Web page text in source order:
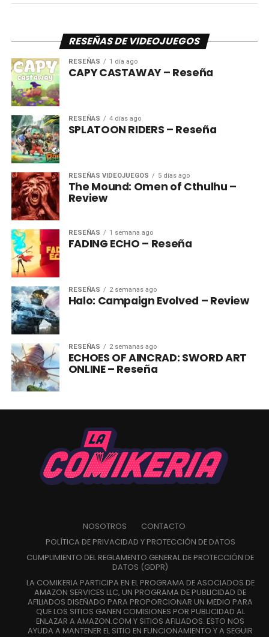
RESEÑAS DE VIDEOJUEGOS
RESEÑAS 1 día ago
CAPY CASTAWAY – Reseña
RESEÑAS 4 días ago
SPLATOON RIDERS – Reseña
RESEÑAS VIDEOJUEGOS 5 días ago
The Mound: Omen of Cthulhu –
Review
RESEÑAS 1 semana ago
FADING ECHO – Reseña
RESEÑAS 2 semanas ago
Halo: Campaign Evolved – Review
RESEÑAS 2 semanas ago
ECHOES OF AINCRAD: SWORD ART
ONLINE – Reseña
NOSOTROS
CONTACTO
POLÍTICA DE PRIVACIDAD Y PROTECCIÓN DE DATOS
CUMPLIMIENTO DEL REGLAMENTO GENERAL DE PROTECCIÓN DE
DATOS (GDPR)
LA COMIKERIA PARTICIPA EN EL PROGRAMA DE ASOCIADOS DE
AMAZON SERVICES LLC, UN PROGRAMA DE PUBLICIDAD DE
AFILIADOS DISEÑADO PARA PROPORCIONAR UN MEDIO PARA
QUE LOS SITIOS GANEN COMISIONES POR PUBLICIDAD AL
ENLAZAR A AMAZON.COM Y SITIOS AFILIADOS. ESTO NOS
AYUDA A MANTENER EL SITIO EN FUNCIONAMIENTO Y A SEGUIR